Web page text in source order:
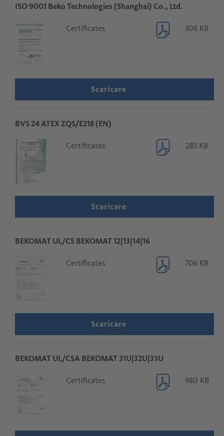
ISO 9001 Beko Technologies (Shanghai) Co., Ltd.
Certificates 306 KB
Scaricare
BVS 24 ATEX ZQS/E218 (EN)
Certificates 285 KB
Scaricare
BEKOMAT UL/CS BEKOMAT 12|13|14|16
Certificates 706 KB
Scaricare
BEKOMAT UL/CSA BEKOMAT 31U|32U|33U
Certificates 980 KB